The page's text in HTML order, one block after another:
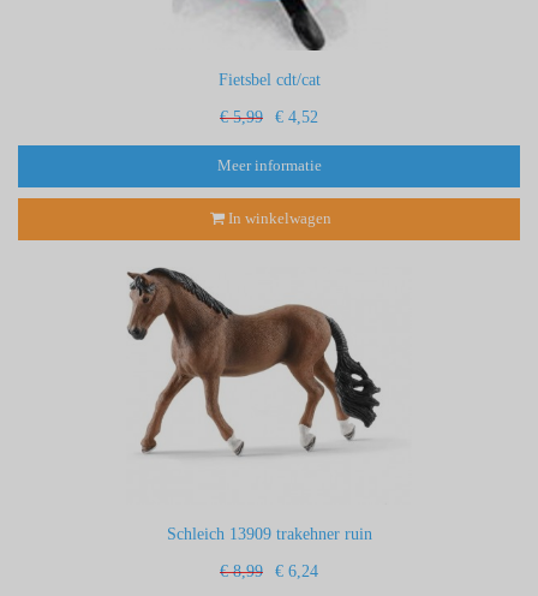
Fietsbel cdt/cat
€ 5,99 € 4,52
Meer informatie
In winkelwagen
Schleich 13909 trakehner ruin
€ 8,99 € 6,24